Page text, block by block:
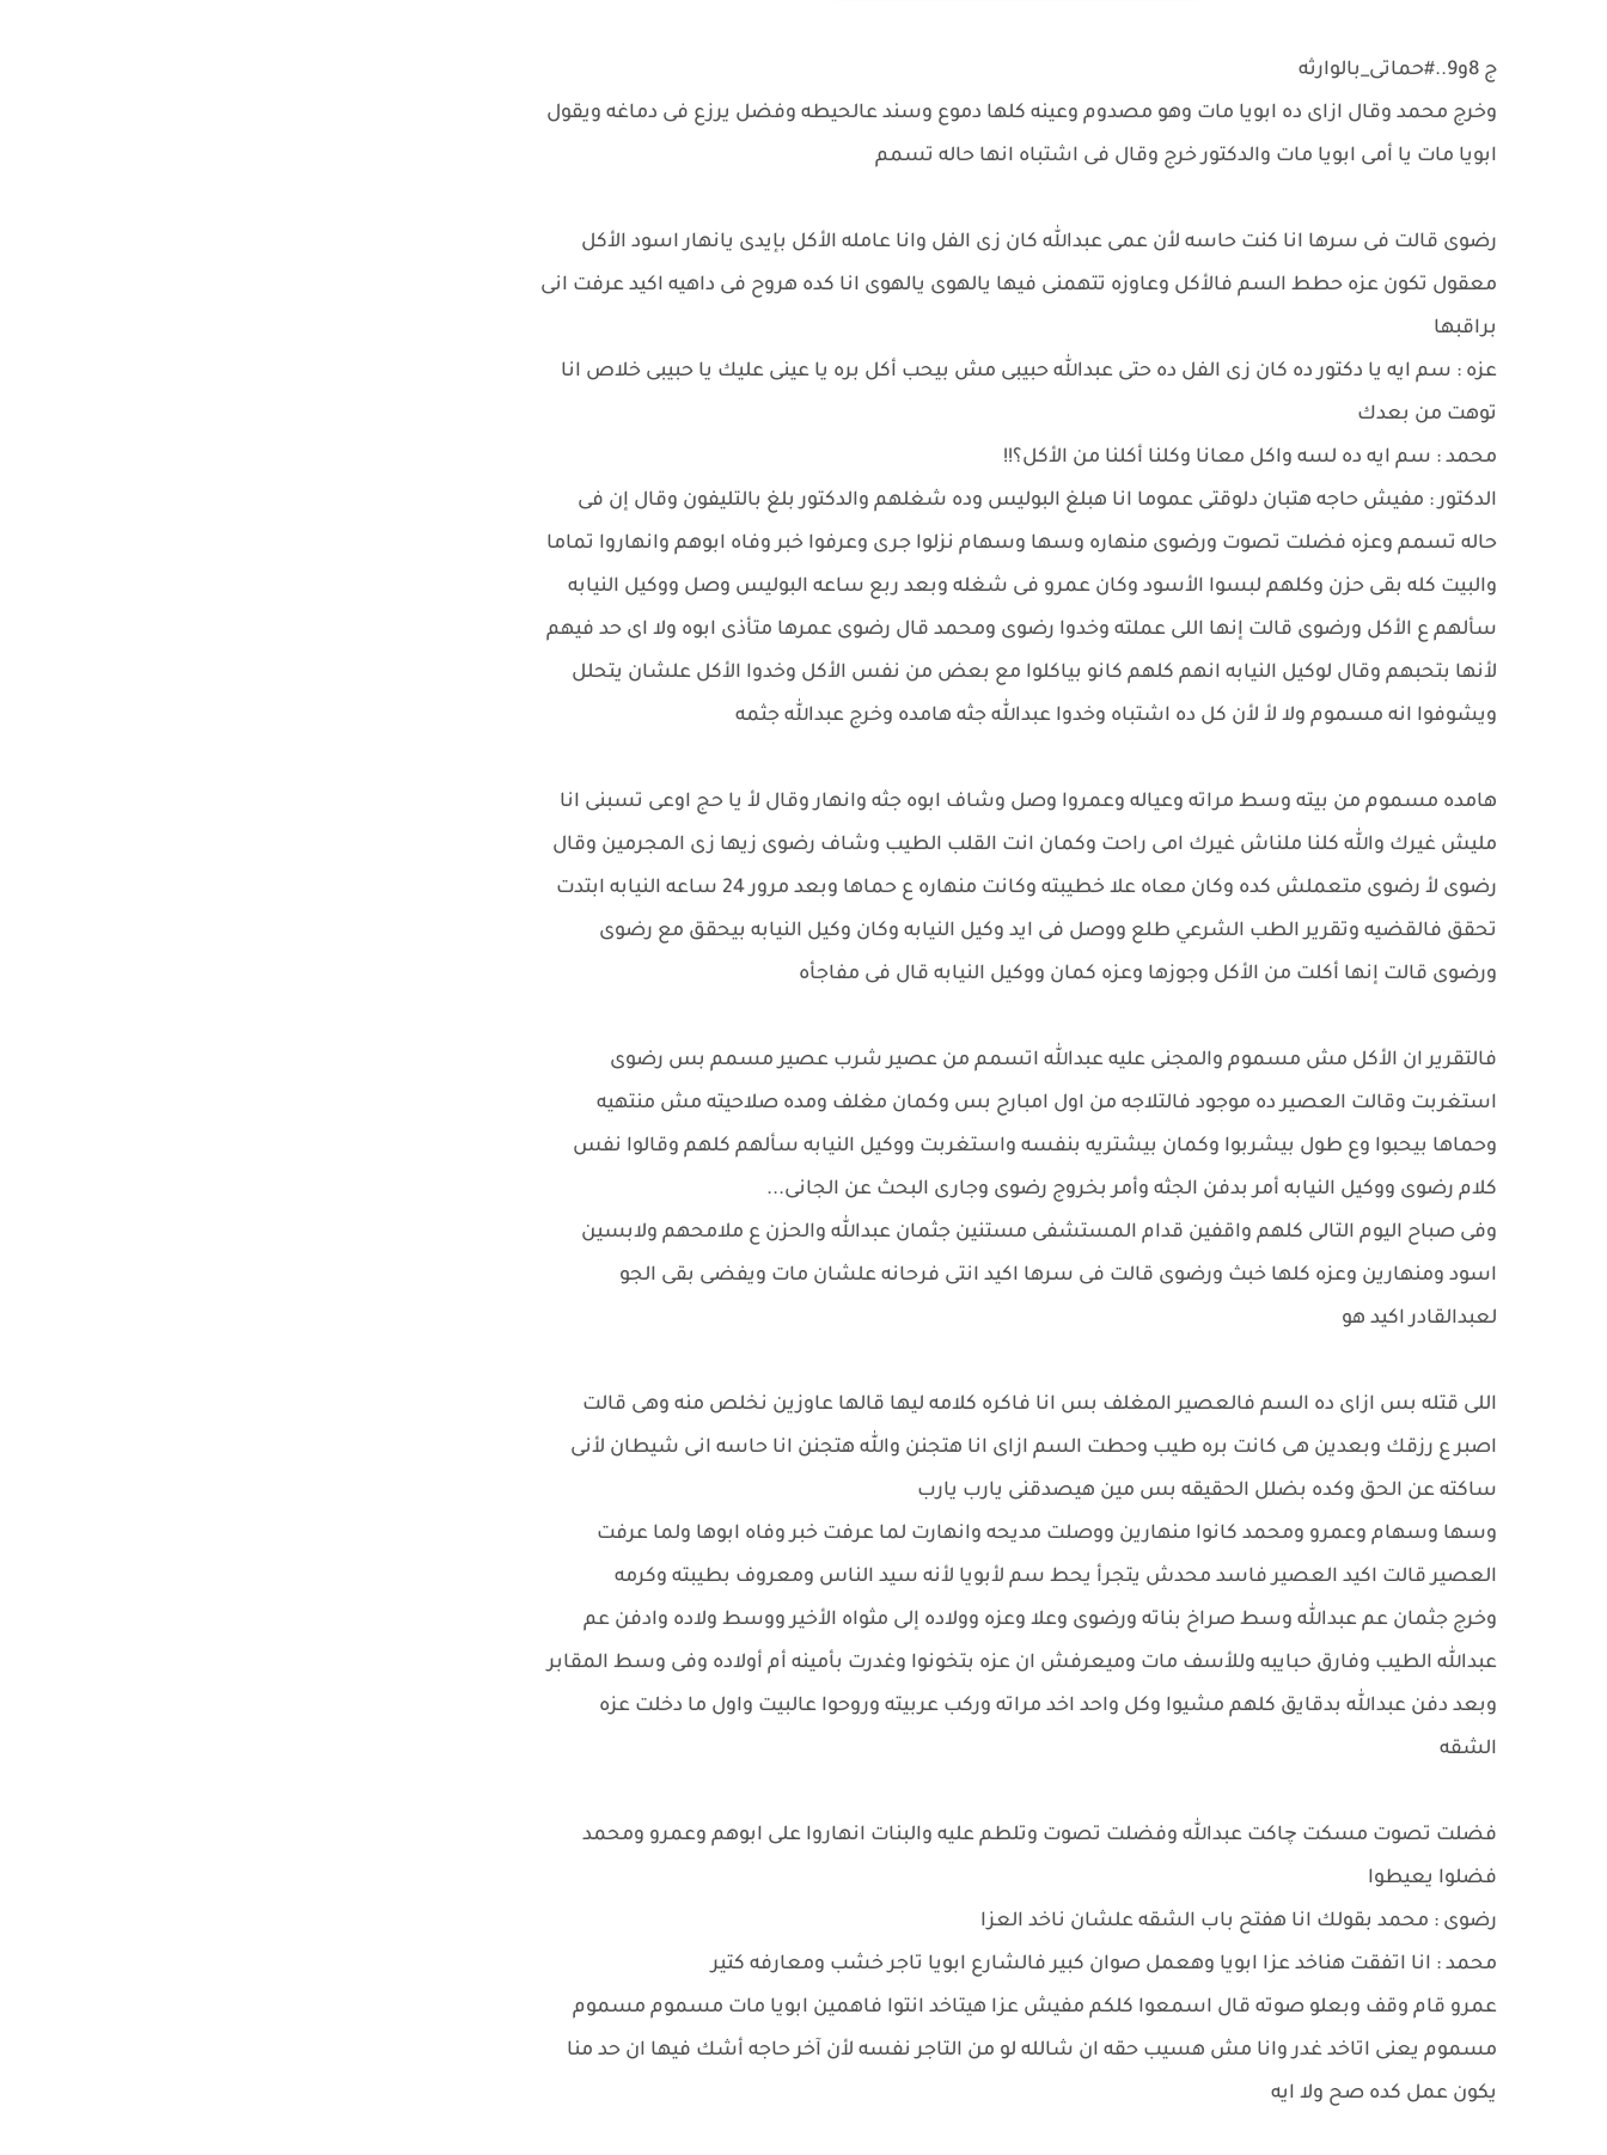
ج 8و9..#حماتى_بالوارثه
وخرج محمد وقال ازاى ده ابويا مات وهو مصدوم وعينه كلها دموع وسند عالحيطه وفضل يرزع فى دماغه ويقول
ابويا مات يا أمى ابويا مات والدكتور خرج وقال فى اشتباه انها حاله تسمم
رضوى قالت فى سرها انا كنت حاسه لأن عمى عبدالله كان زى الفل وانا عامله الأكل بإيدى يانهار اسود الأكل
معقول تكون عزه حطط السم فالأكل وعاوزه تتهمنى فيها يالهوى يالهوى انا كده هروح فى داهيه اكيد عرفت انى
براقبها
عزه : سم ايه يا دكتور ده كان زى الفل ده حتى عبدالله حبيبى مش بيحب أكل بره يا عينى عليك يا حبيبى خلاص انا
توهت من بعدك
محمد : سم ايه ده لسه واكل معانا وكلنا أكلنا من الأكل؟!!
الدكتور : مفيش حاجه هتبان دلوقتى عموما انا هبلغ البوليس وده شغلهم والدكتور بلغ بالتليفون وقال إن فى
حاله تسمم وعزه فضلت تصوت ورضوى منهاره وسها وسهام نزلوا جرى وعرفوا خبر وفاه ابوهم وانهاروا تماما
والبيت كله بقى حزن وكلهم لبسوا الأسود وكان عمرو فى شغله وبعد ربع ساعه البوليس وصل ووكيل النيابه
سألهم ع الأكل ورضوى قالت إنها اللى عملته وخدوا رضوى ومحمد قال رضوى عمرها متأذى ابوه ولا اى حد فيهم
لأنها بتحبهم وقال لوكيل النيابه انهم كلهم كانو بياكلوا مع بعض من نفس الأكل وخدوا الأكل علشان يتحلل
ويشوفوا انه مسموم ولا لأ لأن كل ده اشتباه وخدوا عبدالله جثه هامده وخرج عبدالله جثمه
هامده مسموم من بيته وسط مراته وعياله وعمروا وصل وشاف ابوه جثه وانهار وقال لأ يا حج اوعى تسبنى انا
مليش غيرك والله كلنا ملناش غيرك امى راحت وكمان انت القلب الطيب وشاف رضوى زيها زى المجرمين وقال
رضوى لأ رضوى متعملش كده وكان معاه علا خطيبته وكانت منهاره ع حماها وبعد مرور 24 ساعه النيابه ابتدت
تحقق فالقضيه وتقرير الطب الشرعي طلع ووصل فى ايد وكيل النيابه وكان وكيل النيابه بيحقق مع رضوى
ورضوى قالت إنها أكلت من الأكل وجوزها وعزه كمان ووكيل النيابه قال فى مفاجأه
فالتقرير ان الأكل مش مسموم والمجنى عليه عبدالله اتسمم من عصير شرب عصير مسمم بس رضوى
استغربت وقالت العصير ده موجود فالتلاجه من اول امبارح بس وكمان مغلف ومده صلاحيته مش منتهيه
وحماها بيحبوا وع طول بيشربوا وكمان بيشتريه بنفسه واستغربت ووكيل النيابه سألهم كلهم وقالوا نفس
كلام رضوى ووكيل النيابه أمر بدفن الجثه وأمر بخروج رضوى وجارى البحث عن الجانى...
وفى صباح اليوم التالى كلهم واقفين قدام المستشفى مستنين جثمان عبدالله والحزن ع ملامحهم ولابسين
اسود ومنهارين وعزه كلها خبث ورضوى قالت فى سرها اكيد انتى فرحانه علشان مات ويفضى بقى الجو
لعبدالقادر اكيد هو
اللى قتله بس ازاى ده السم فالعصير المغلف بس انا فاكره كلامه ليها قالها عاوزين نخلص منه وهى قالت
اصبر ع رزقك وبعدين هى كانت بره طيب وحطت السم ازاى انا هتجنن والله هتجنن انا حاسه انى شيطان لأنى
ساكته عن الحق وكده بضلل الحقيقه بس مين هيصدقنى يارب يارب
وسها وسهام وعمرو ومحمد كانوا منهارين ووصلت مديحه وانهارت لما عرفت خبر وفاه ابوها ولما عرفت
العصير قالت اكيد العصير فاسد محدش يتجرأ يحط سم لأبويا لأنه سيد الناس ومعروف بطيبته وكرمه
وخرج جثمان عم عبدالله وسط صراخ بناته ورضوى وعلا وعزه وولاده إلى مثواه الأخير ووسط ولاده وادفن عم
عبدالله الطيب وفارق حبايبه وللأسف مات وميعرفش ان عزه بتخونوا وغدرت بأمينه أم أولاده وفى وسط المقابر
وبعد دفن عبدالله بدقايق كلهم مشيوا وكل واحد اخد مراته وركب عربيته وروحوا عالبيت واول ما دخلت عزه
الشقه
فضلت تصوت مسكت چاكت عبدالله وفضلت تصوت وتلطم عليه والبنات انهاروا على ابوهم وعمرو ومحمد
فضلوا يعيطوا
رضوى : محمد بقولك انا هفتح باب الشقه علشان ناخد العزا
محمد : انا اتفقت هناخد عزا ابويا وهعمل صوان كبير فالشارع ابويا تاجر خشب ومعارفه كتير
عمرو قام وقف وبعلو صوته قال اسمعوا كلكم مفيش عزا هيتاخد انتوا فاهمين ابويا مات مسموم مسموم
مسموم يعنى اتاخد غدر وانا مش هسيب حقه ان شالله لو من التاجر نفسه لأن آخر حاجه أشك فيها ان حد منا
يكون عمل كده صح ولا ايه